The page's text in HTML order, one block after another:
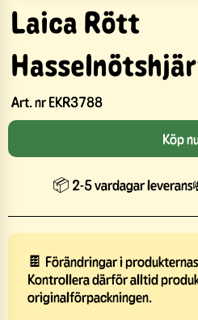
Laica Rött
Art. nrEKR3788
Köp
📦 2-5 vardagar leverans
🍫 Förändringar i
Kontrollera därför alltid
originalförpackningen.